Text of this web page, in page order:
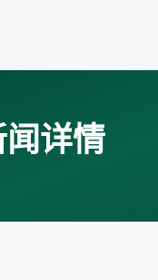
闻详情